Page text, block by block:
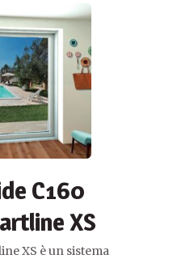
C160
XS
XS è un sistema